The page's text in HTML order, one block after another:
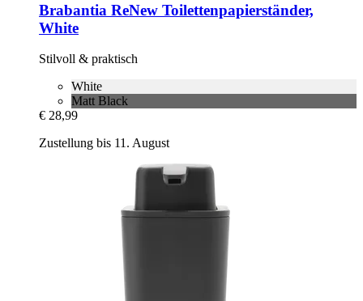
Brabantia ReNew Toilettenpapierständer,
White
Stilvoll & praktisch
White
Matt Black
€ 28,99
Zustellung bis 11. August